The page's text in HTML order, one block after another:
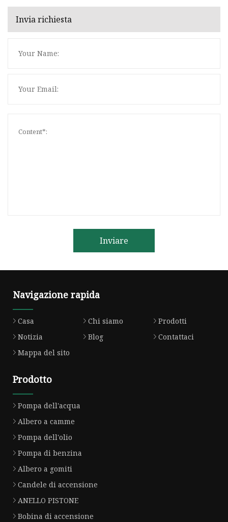
Invia richiesta
Inviare
Navigazione rapida
Casa Chi siamo
Prodotti
Notizia
Blog
Contattaci
Mappa del sito
Prodotto
Pompa dell'acqua
Albero a camme
Pompa dell'olio
Pompa di benzina
Albero a gomiti
Candele di accensione
ANELLO PISTONE
Bobina di accensione